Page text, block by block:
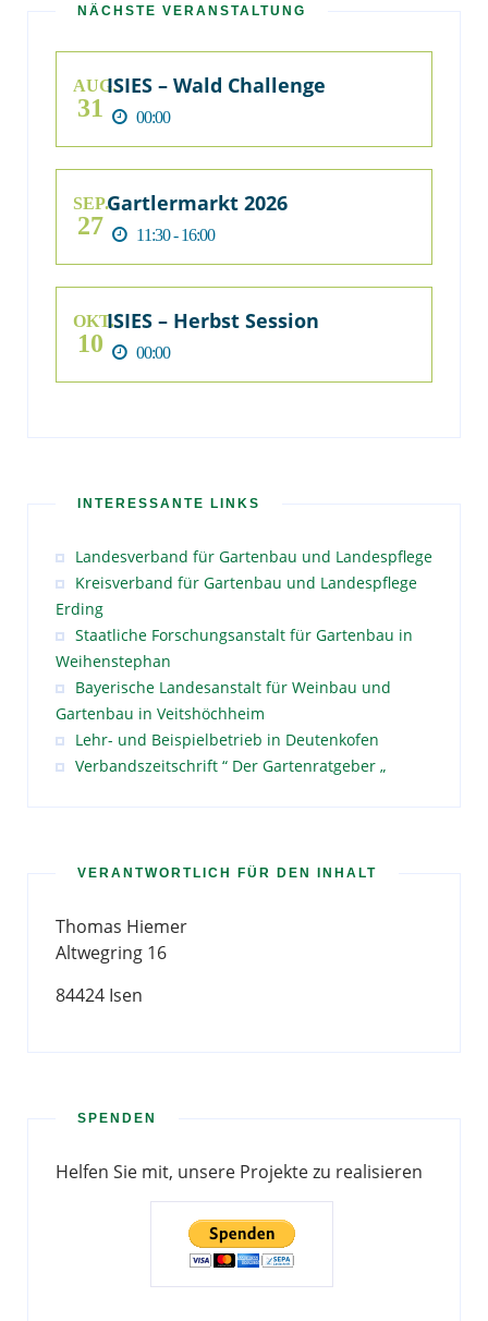
NÄCHSTE VERANSTALTUNG
AUG.
31
ISIES – Wald Challenge
00:00
SEP.
27
Gartlermarkt 2026
11:30 - 16:00
OKT.
10
ISIES – Herbst Session
00:00
INTERESSANTE LINKS
Landesverband für Gartenbau und Landespflege
Kreisverband für Gartenbau und Landespflege
Erding
Staatliche Forschungsanstalt für Gartenbau in
Weihenstephan
Bayerische Landesanstalt für Weinbau und
Gartenbau in Veitshöchheim
Lehr- und Beispielbetrieb in Deutenkofen
Verbandszeitschrift “ Der Gartenratgeber „
VERANTWORTLICH FÜR DEN INHALT
Thomas Hiemer
Altwegring 16
84424 Isen
SPENDEN
Helfen Sie mit, unsere Projekte zu realisieren